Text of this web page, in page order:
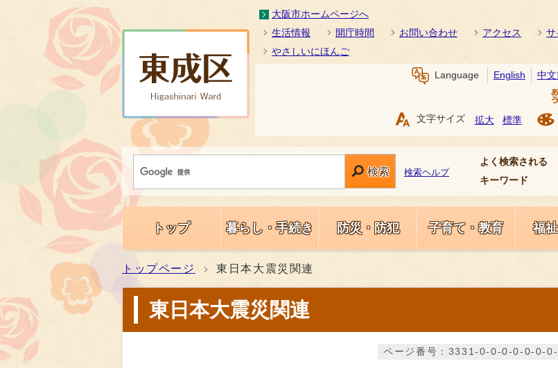
大阪市ホームページへ
生活情報
開庁時間 お問い合わせ アクセス
サ
やさしいにほんご
Language English 中
文字サイズ 拡大 標準
検索 検索ヘルプ
よく検索される
キーワード
トップ 暮らし・手続き 防災・防犯 子育て・教育 福
トップページ 東日本大震災関連
東日本大震災関連
ページ番号：3331-0-0-0-0-0-0-